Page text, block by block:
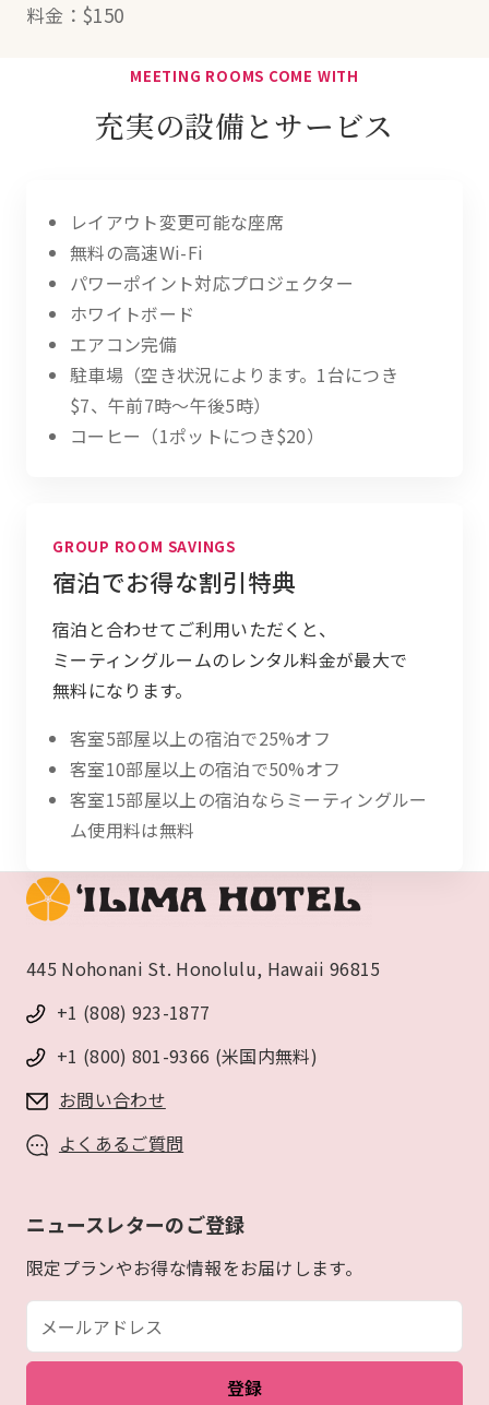
料金：$150
MEETING ROOMS COME WITH
充実の設備とサービス
レイアウト変更可能な座席
無料の高速Wi-Fi
パワーポイント対応プロジェクター
ホワイトボード
エアコン完備
駐車場（空き状況によります。1台につき
$7、午前7時〜午後5時）
コーヒー（1ポットにつき$20）
GROUP ROOM SAVINGS
宿泊でお得な割引特典
宿泊と合わせて ご利用いただくと、
ミーティングルームのレンタル料金が最大で
無料になります。
客室5部屋以上の宿泊で25%オフ
客室10部屋以上の宿泊で50%オフ
客室15部屋以上の宿泊ならミーティングルー
ム使用料は無料
フッター
445 Nohonani St. Honolulu, Hawaii 96815
+1 (808) 923-1877
+1 (800) 801-9366 (米国内無料)
お問い合わせ
よくあるご質問
ニュースレターのご登録
限定プランやお得な情報をお届けします。
登録